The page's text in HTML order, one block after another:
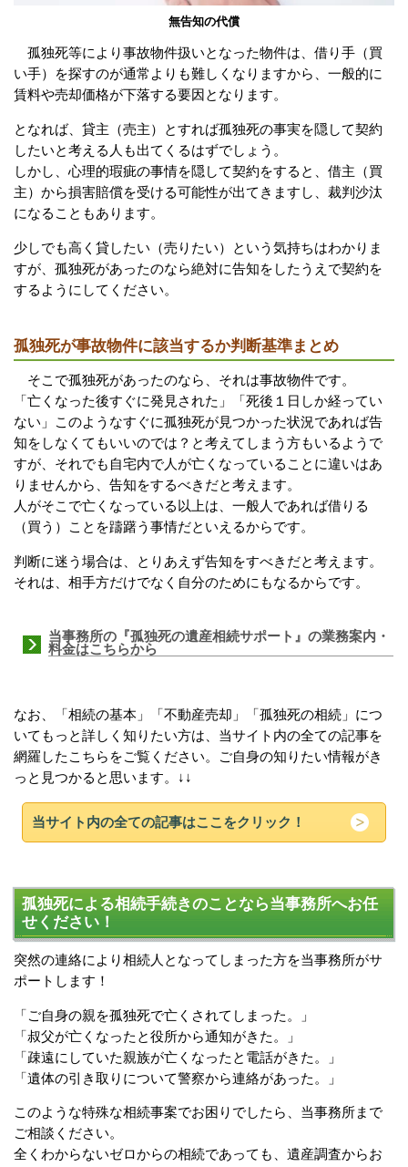
無告知の代償
孤独死等により事故物件扱いとなった物件は、借り手（買
い手）を探すのが通常よりも難しくなりますから、一般的に
賃料や売却価格が下落する要因となります。
となれば、貸主（売主）とすれば孤独死の事実を隠して契約
したいと考える人も出てくるはずでしょう。
しかし、心理的瑕疵の事情を隠して契約をすると、借主（買
主）から損害賠償を受ける可能性が出てきますし、裁判沙汰
になることもあります。
少しでも高く貸したい（売りたい）という気持ちはわかりま
すが、孤独死があったのなら絶対に告知をしたうえで契約を
するようにしてください。
孤独死が事故物件に該当するか判断基準まとめ
そこで孤独死があったのなら、それは事故物件です。
「亡くなった後すぐに発見された」「死後１日しか経ってい
ない」このようなすぐに孤独死が見つかった状況であれば告
知をしなくてもいいのでは？と考えてしまう方もいるようで
すが、それでも自宅内で人が亡くなっていることに違いはあ
りませんから、告知をするべきだと考えます。
人がそこで亡くなっている以上は、一般人であれば借りる
（買う）ことを躊躇う事情だといえるからです。
判断に迷う場合は、とりあえず告知をすべきだと考えます。
それは、相手方だけでなく自分のためにもなるからです。
当事務所の『孤独死の遺産相続サポート』の業務案内・
料金はこちらから
なお、「相続の基本」「不動産売却」「孤独死の相続」につ
いてもっと詳しく知りたい方は、当サイト内の全ての記事を
網羅したこちらをご覧ください。ご自身の知りたい情報がき
っと見つかると思います。↓↓
当サイト内の全ての記事はここをクリック！
孤独死による相続手続きのことなら当事務所へお任
せください！
突然の連絡により相続人となってしまった方を当事務所がサ
ポートします！
「ご自身の親を孤独死で亡くされてしまった。」
「叔父が亡くなったと役所から通知がきた。」
「疎遠にしていた親族が亡くなったと電話がきた。」
「遺体の引き取りについて警察から連絡があった。」
このような特殊な相続事案でお困りでしたら、当事務所まで
ご相談ください。
全くわからないゼロからの相続であっても、遺産調査からお